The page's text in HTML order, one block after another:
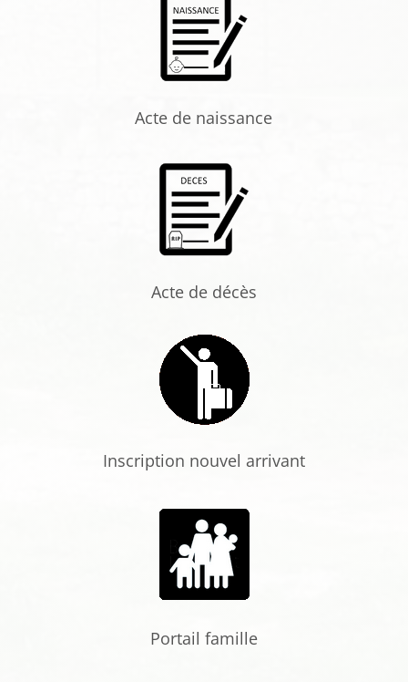
Acte de naissance
Acte de décès
Inscription nouvel arrivant
Portail famille